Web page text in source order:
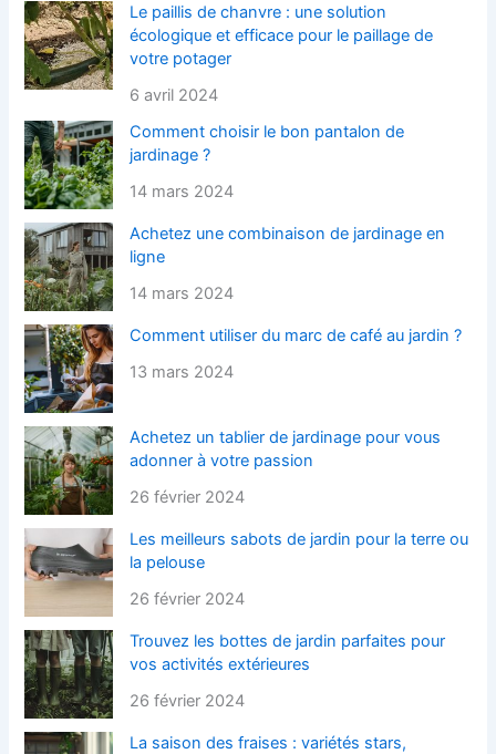
Le paillis de chanvre : une solution
écologique et efficace pour le paillage de
votre potager
6 avril 2024
Comment choisir le bon pantalon de
jardinage ?
14 mars 2024
Achetez une combinaison de jardinage en
ligne
14 mars 2024
Comment utiliser du marc de café au jardin ?
13 mars 2024
Achetez un tablier de jardinage pour vous
adonner à votre passion
26 février 2024
Les meilleurs sabots de jardin pour la terre ou
la pelouse
26 février 2024
Trouvez les bottes de jardin parfaites pour
vos activités extérieures
26 février 2024
La saison des fraises : variétés stars,